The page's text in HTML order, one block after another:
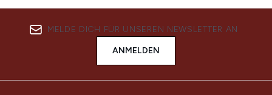
MELDE DICH FÜR UNSEREN NEWSLETTER AN
ANMELDEN